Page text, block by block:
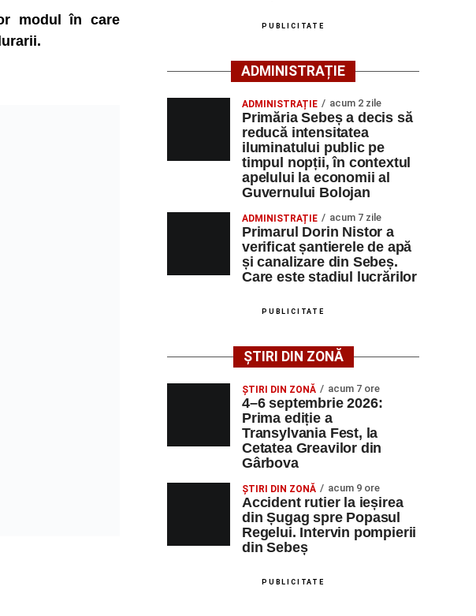
modul în care
PUBLICITATE
ADMINISTRAȚIE
ADMINISTRAȚIE acum 2 zile
Primăria Sebeș a decis să
reducă intensitatea
iluminatului public pe
timpul nopții, în contextul
apelului la economii al
Guvernului Bolojan
ADMINISTRAȚIE acum 7 zile
Primarul Dorin Nistor a
verificat șantierele de apă
și canalizare din Sebeș.
Care este stadiul lucrărilor
PUBLICITATE
ȘTIRI DIN ZONĂ
ȘTIRI DIN ZONĂ acum 7 ore
4–6 septembrie 2026:
Prima ediție a
Transylvania Fest, la
Cetatea Greavilor din
Gârbova
ȘTIRI DIN ZONĂ acum 9 ore
Accident rutier la ieșirea
din Șugag spre Popasul
Regelui. Intervin pompierii
din Sebeș
PUBLICITATE